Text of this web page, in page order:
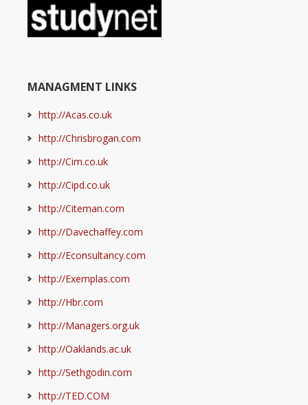
MANAGMENT LINKS
http://Acas.co.uk
http://Chrisbrogan.com
http://Cim.co.uk
http://Cipd.co.uk
http://Citeman.com
http://Davechaffey.com
http://Econsultancy.com
http://Exemplas.com
http://Hbr.com
http://Managers.org.uk
http://Oaklands.ac.uk
http://Sethgodin.com
http://TED.COM